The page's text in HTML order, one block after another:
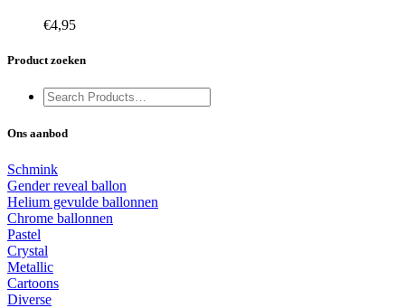
€4,95
Product zoeken
Ons aanbod
Schmink
Gender reveal ballon
Helium gevulde ballonnen
Chrome ballonnen
Pastel
Crystal
Metallic
Cartoons
Diverse